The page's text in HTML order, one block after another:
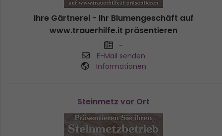
Ihre Gärtnerei - Ihr Blumengeschäft auf
www.trauerhilfe.it präsentieren
-
E-Mail senden
Informationen
Steinmetz vor Ort